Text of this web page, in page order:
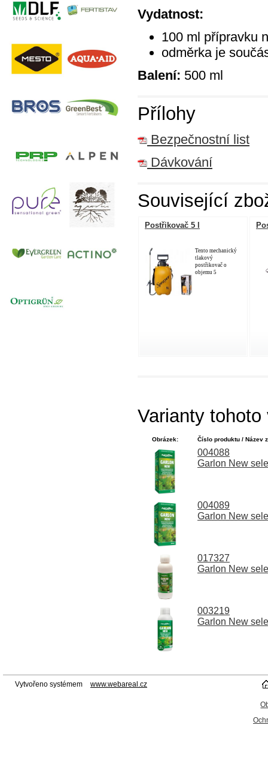
Vydatnost:
100 ml přípravku
odměrka je
Balení: 500 ml
Přílohy
Bezpečnostní list
Dávkování
Související
Postřikovač 5 l
Tento mechanický
tlakový
postřikovač o
objemu 5
Varianty tohoto
Obrázek: Číslo produktu / Název
004088
Garlon New
004089
Garlon New
017327
Garlon New
003219
Garlon New
Vytvořeno systémem www.webareal.cz